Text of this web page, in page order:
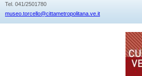
Tel. 041/2501780
museo.torcello@cittametropolitana.ve.it